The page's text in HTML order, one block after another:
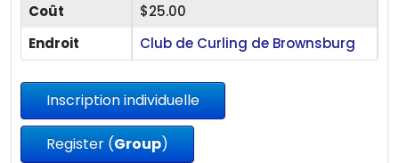
Coût
$25.00
Endroit
Club de Curling de Brownsburg
Inscription individuelle
Register (Group)